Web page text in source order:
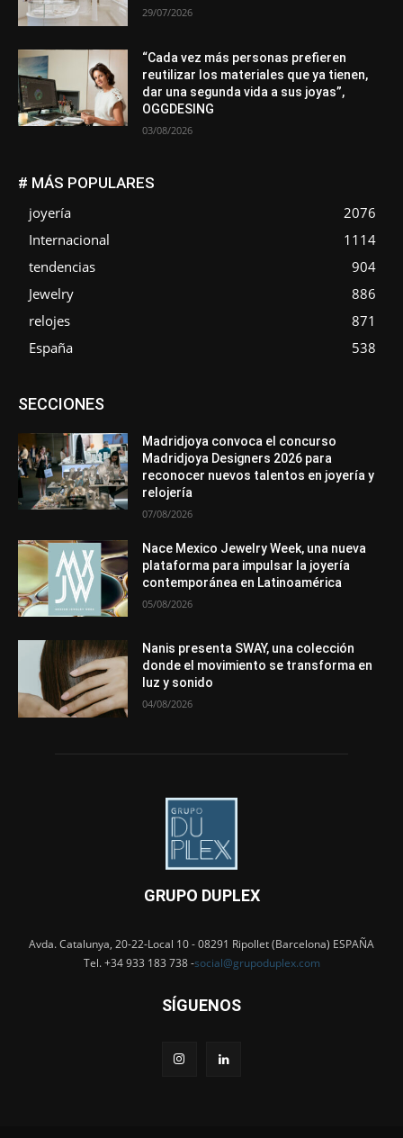
29/07/2026
“Cada vez más personas prefieren
reutilizar los materiales que ya tienen,
dar una segunda vida a sus joyas”,
OGGDESING
03/08/2026
# MÁS POPULARES
joyería
2076
Internacional
1114
tendencias
904
Jewelry
886
relojes
871
España
538
SECCIONESAsociaciones
Entrevistas
Mundo Técnico
Novedades Opiniones
Perspectiva
Premios
Secciones Sin categoría
Más
Madridjoya convoca el concurso
Madridjoya Designers 2026 para
reconocer nuevos talentos en joyería y
relojería
07/08/2026
Nace Mexico Jewelry Week, una nueva
plataforma para impulsar la joyería
contemporánea en Latinoamérica
05/08/2026
Nanis presenta SWAY, una colección
donde el movimiento se transforma en
luz y sonido
04/08/2026
GRUPO DUPLEX
Avda. Catalunya, 20-22-Local 10 - 08291 Ripollet (Barcelona) ESPAÑA
Tel. +34 933 183 738 -social@grupoduplex.com
SÍGUENOS